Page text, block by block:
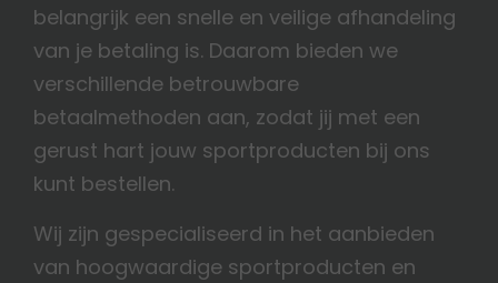
belangrijk een snelle en veilige afhandeling
van je betaling is. Daarom bieden we
verschillende betrouwbare
betaalmethoden aan, zodat jij met een
gerust hart jouw sportproducten bij ons
kunt bestellen.
Wij zijn gespecialiseerd in het aanbieden
van hoogwaardige sportproducten en